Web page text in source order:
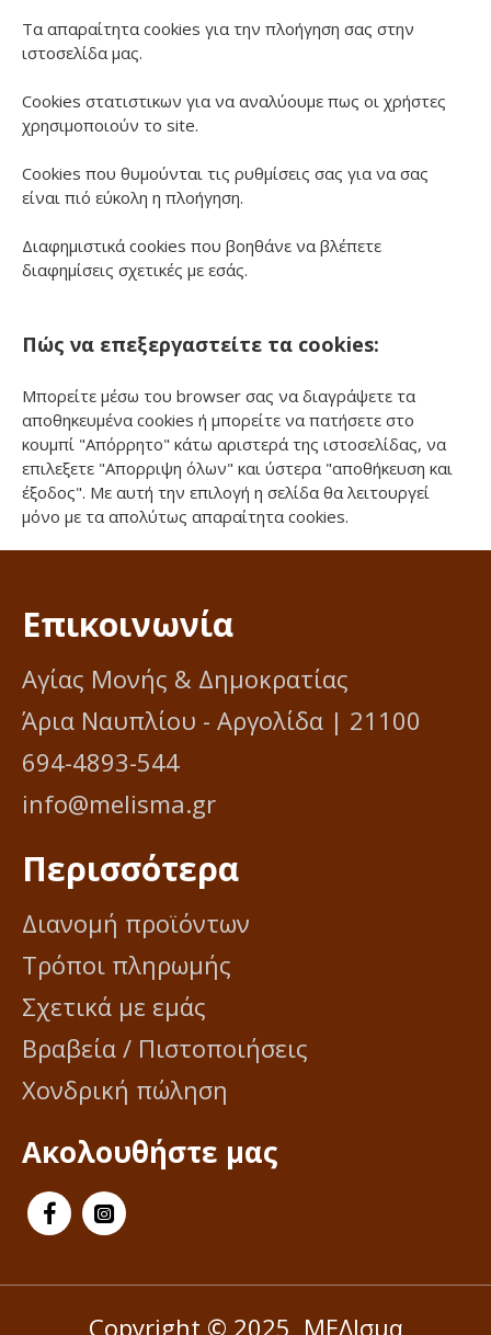
Τα απαραίτητα cookies για την πλοήγηση σας στην
ιστοσελίδα μας.
Cookies στατιστικων για να αναλύουμε πως οι χρήστες
χρησιμοποιούν το site.
Cookies που θυμούνται τις ρυθμίσεις σας για να σας
είναι πιό εύκολη η πλοήγηση.
Διαφημιστικά cookies που βοηθάνε να βλέπετε
διαφημίσεις σχετικές με εσάς.
Πώς να επεξεργαστείτε τα cookies:
Μπορείτε μέσω του browser σας να διαγράψετε τα
αποθηκευμένα cookies ή μπορείτε να πατήσετε στο
κουμπί "Απόρρητο" κάτω αριστερά της ιστοσελίδας, να
επιλεξετε "Απορριψη όλων" και ύστερα "αποθήκευση και
έξοδος". Με αυτή την επιλογή η σελίδα θα λειτουργεί
μόνο με τα απολύτως απαραίτητα cookies.
Επικοινωνία
Αγίας Μονής & Δημοκρατίας
Άρια Ναυπλίου - Αργολίδα | 21100
694-4893-544
info@melisma.gr
Περισσότερα
Διανομή προϊόντων
Τρόποι πληρωμής
Σχετικά με εμάς
Βραβεία / Πιστοποιήσεις
Χονδρική πώληση
Ακολουθήστε μας
Copyright © 2025, ΜΕΛΙσμα